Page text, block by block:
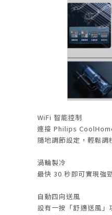
WiFi 智能控制
連接 Philips
隨地調節設定，輕鬆調
渦輪製冷
最快 30 秒即可實現強
自動四向送風
設有一按「舒適送風